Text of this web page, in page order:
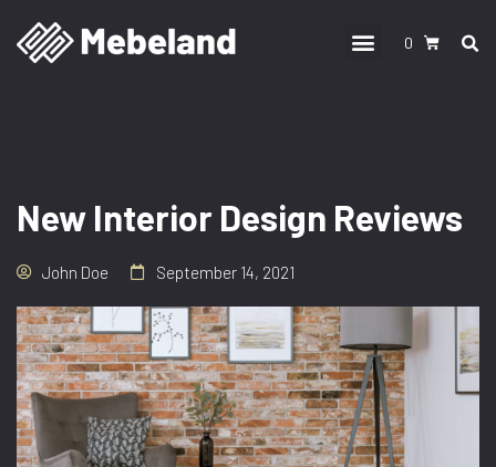
0
New Interior Design Reviews
John Doe September 14, 2021